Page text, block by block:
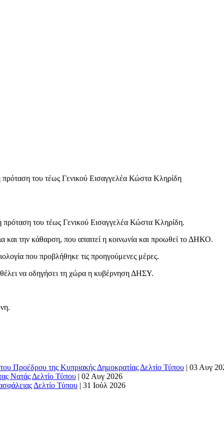
του τέως Γενικού Εισαγγελέα Κώστα Κληρίδη
του τέως Γενικού Εισαγγελέα Κώστα Κληρίδη.
και την κάθαρση, που απαιτεί η κοινωνία και προωθεί το ΔΗΚΟ.
που προβλήθηκε τις προηγούμενες μέρες.
θέλει να οδηγήσει τη χώρα η κυβέρνηση ΔΗΣΥ.
Προέδρου της Κυπριακής Δημοκρατίας Δελτίο Τύπου | 03 Αυγ
Νατάς Δελτίο Τύπου | 02 Αυγ 2026
Δελτίο Τύπου | 31 Ιούλ 2026